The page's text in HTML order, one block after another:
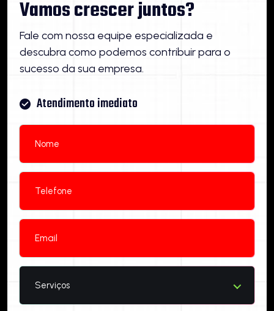
Vamos crescer juntos?
Fale com nossa equipe especializada e
descubra como podemos contribuir para o
sucesso da sua empresa.
Atendimento imediato
Serviços